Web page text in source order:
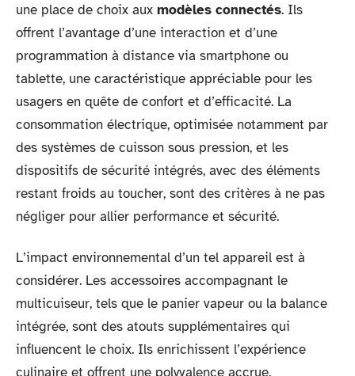
une place de choix aux modèles connectés. Ils
offrent l’avantage d’une interaction et d’une
programmation à distance via smartphone ou
tablette, une caractéristique appréciable pour les
usagers en quête de confort et d’efficacité. La
consommation électrique, optimisée notamment par
des systèmes de cuisson sous pression, et les
dispositifs de sécurité intégrés, avec des éléments
restant froids au toucher, sont des critères à ne pas
négliger pour allier performance et sécurité.
L’impact environnemental d’un tel appareil est à
considérer. Les accessoires accompagnant le
multicuiseur, tels que le panier vapeur ou la balance
intégrée, sont des atouts supplémentaires qui
influencent le choix. Ils enrichissent l’expérience
culinaire et offrent une polyvalence accrue.